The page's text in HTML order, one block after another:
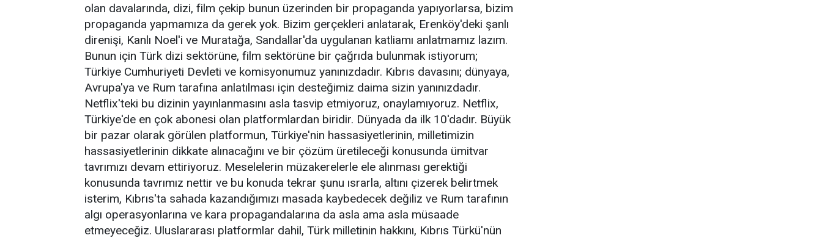
olan davalarında, dizi, film çekip bunun üzerinden bir propaganda yapıyorlarsa, bizim
propaganda yapmamıza da gerek yok. Bizim gerçekleri anlatarak, Erenköy'deki şanlı
direnişi, Kanlı Noel'i ve Muratağa, Sandallar'da uygulanan katliamı anlatmamız lazım.
Bunun için Türk dizi sektörüne, film sektörüne bir çağrıda bulunmak istiyorum;
Türkiye Cumhuriyeti Devleti ve komisyonumuz yanınızdadır. Kıbrıs davasını; dünyaya,
Avrupa'ya ve Rum tarafına anlatılması için desteğimiz daima sizin yanınızdadır.
Netflix'teki bu dizinin yayınlanmasını asla tasvip etmiyoruz, onaylamıyoruz. Netflix,
Türkiye'de en çok abonesi olan platformlardan biridir. Dünyada da ilk 10'dadır. Büyük
bir pazar olarak görülen platformun, Türkiye'nin hassasiyetlerinin, milletimizin
hassasiyetlerinin dikkate alınacağını ve bir çözüm üretileceği konusunda ümitvar
tavrımızı devam ettiriyoruz. Meselelerin müzakerelerle ele alınması gerektiği
konusunda tavrımız nettir ve bu konuda tekrar şunu ısrarla, altını çizerek belirtmek
isterim, Kıbrıs'ta sahada kazandığımızı masada kaybedecek değiliz ve Rum tarafının
algı operasyonlarına ve kara propagandalarına da asla ama asla müsaade
etmeyeceğiz. Uluslararası platformlar dahil, Türk milletinin hakkını, Kıbrıs Türkü'nün